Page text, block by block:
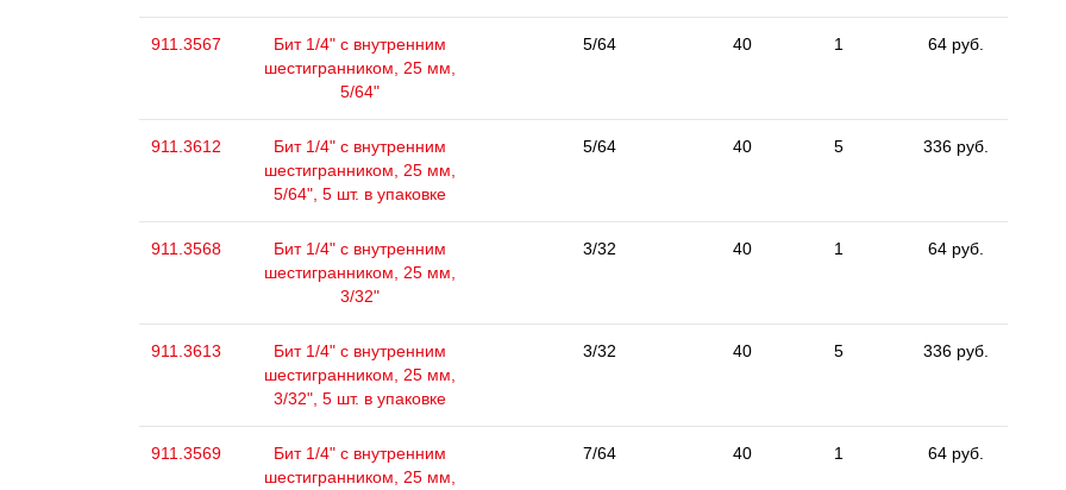
911.3567
Бит 1/4" с внутренним
шестигранником, 25 мм,
5/64"
5/64 40 1 64 руб.
911.3612
Бит 1/4" с внутренним
шестигранником, 25 мм,
5/64", 5 шт. в упаковке
5/64 40 5 336 руб.
911.3568
Бит 1/4" с внутренним
шестигранником, 25 мм,
3/32"
3/32 40 1 64 руб.
911.3613
Бит 1/4" с внутренним
шестигранником, 25 мм,
3/32", 5 шт. в упаковке
3/32 40 5 336 руб.
911.3569
Бит 1/4" с внутренним
шестигранником, 25 мм,
7/64 40 1 64 руб.